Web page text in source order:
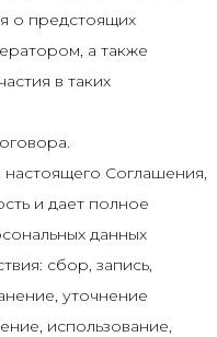
о предстоящих
а также
в таких
настоящего Соглашения,
и дает полное
данных
сбор, запись,
уточнение
использование,